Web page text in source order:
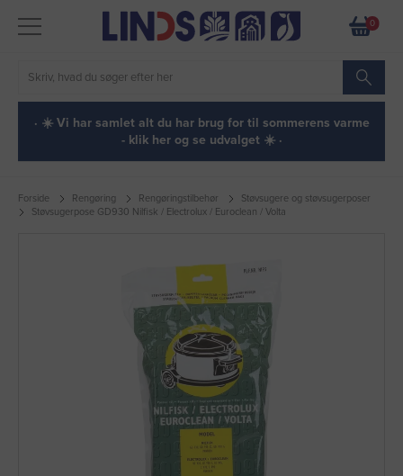
0
· ☀️ Vi har samlet alt du har brug for til sommerens varme
- klik her og se udvalget ☀️ ·
Forside Rengøring Rengøringstilbehør
Støvsugere og støvsugerposer
Støvsugerpose GD930 Nilfisk / Electrolux / Euroclean / Volta